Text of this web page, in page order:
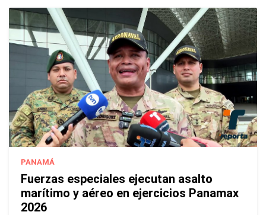
PANAMÁ
Fuerzas especiales ejecutan asalto
marítimo y aéreo en ejercicios Panamax
2026